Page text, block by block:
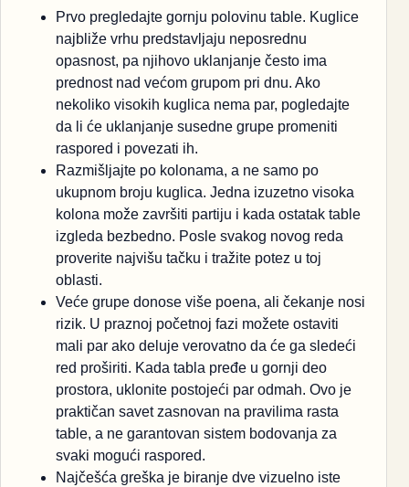
Prvo pregledajte gornju polovinu table. Kuglice
najbliže vrhu predstavljaju neposrednu
opasnost, pa njihovo uklanjanje često ima
prednost nad većom grupom pri dnu. Ako
nekoliko visokih kuglica nema par, pogledajte
da li će uklanjanje susedne grupe promeniti
raspored i povezati ih.
Razmišljajte po kolonama, a ne samo po
ukupnom broju kuglica. Jedna izuzetno visoka
kolona može završiti partiju i kada ostatak table
izgleda bezbedno. Posle svakog novog reda
proverite najvišu tačku i tražite potez u toj
oblasti.
Veće grupe donose više poena, ali čekanje nosi
rizik. U praznoj početnoj fazi možete ostaviti
mali par ako deluje verovatno da će ga sledeći
red proširiti. Kada tabla pređe u gornji deo
prostora, uklonite postojeći par odmah. Ovo je
praktičan savet zasnovan na pravilima rasta
table, a ne garantovan sistem bodovanja za
svaki mogući raspored.
Najčešća greška je biranje dve vizuelno iste